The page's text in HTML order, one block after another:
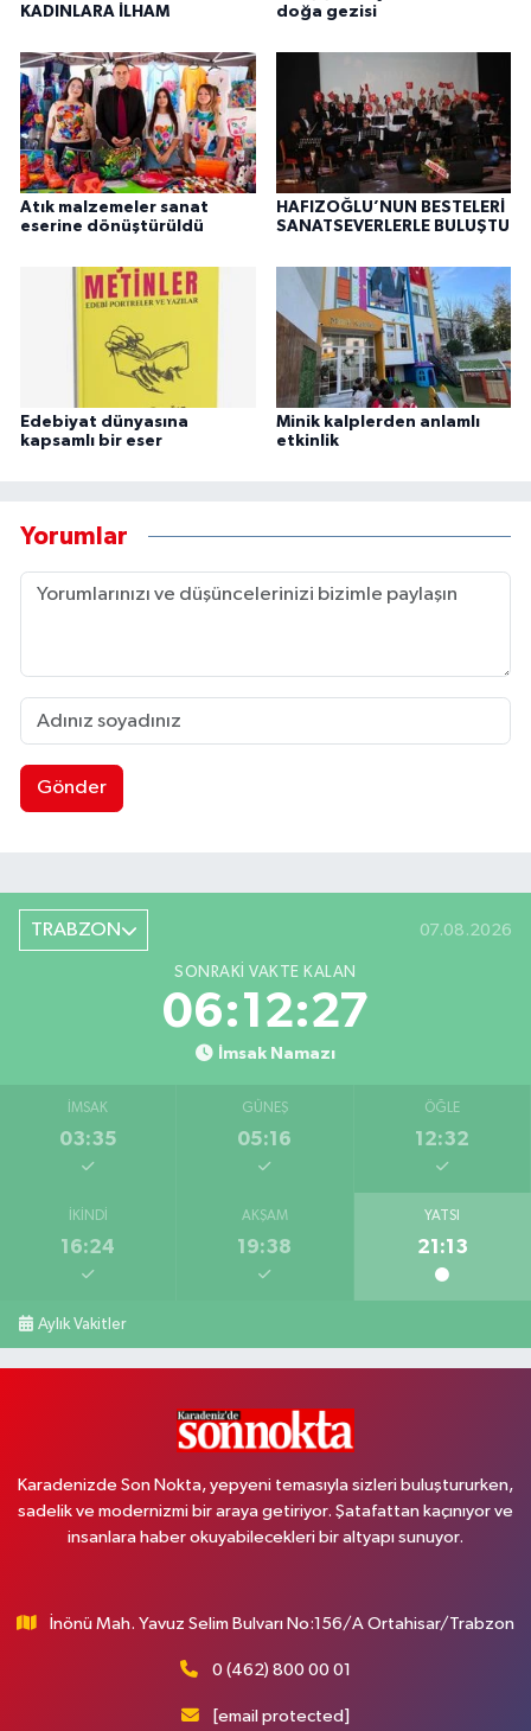
KADINLARA İLHAM
doğa gezisi
Atık malzemeler sanat
eserine dönüştürüldü
HAFIZOĞLU’NUN BESTELERİ
SANATSEVERLERLE BULUŞTU
Edebiyat dünyasına
kapsamlı bir eser
Minik kalplerden anlamlı
etkinlik
Yorumlar
Gönder
TRABZON 07.08.2026
SONRAKI VAKTE KALAN
06:12:26
İmsak Namazı
İMSAK
03:35
GÜNEŞ
05:16
ÖĞLE
12:32
İKINDI
16:24
AKŞAM
19:38
YATSI
21:13
Aylık Vakitler
Karadenizde Son Nokta, yepyeni temasıyla sizleri buluştururken,
sadelik ve modernizmi bir araya getiriyor. Şatafattan kaçınıyor ve
insanlara haber okuyabilecekleri bir altyapı sunuyor.
İnönü Mah. Yavuz Selim Bulvarı No:156/A Ortahisar/Trabzon
0 (462) 800 00 01
[email protected]